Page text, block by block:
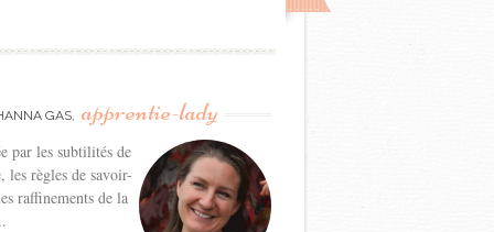
GAS, apprentie-lady
par les subtilités de
les règles de savoir-
raffinements de la